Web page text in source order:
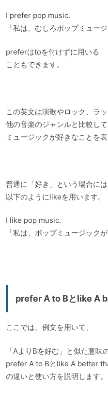
I prefer pop music.
「私は、むしろポップミュー
preferはtoを付けずに用いる
こともできます。
この英文は演歌やロック、ラッ
他の音楽のジャンルと比較し
ミュージックが好きなことを表
普通に「好き」という場合には
以下のようにlikeを用います。
I like pop music.
「私は、ポップミュージック
prefer A to Bとlike A
ここでは、例文を用いて、
「AよりBを好む」と似た意味
prefer A to Bとlike A better
の違いと使い方を説明します。